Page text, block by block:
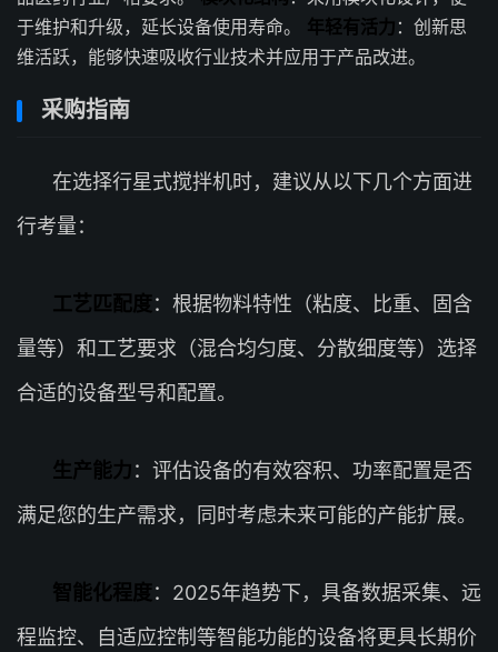
于维护和升级，延长设备使用寿命。 年轻有活力 ：创新思
维活跃，能够快速吸收行业技术并应用于产品改进。
采购指南
在选择行星式搅拌机时，建议从以下几个方面进
行考量：
工艺匹配度：根据物料特性（粘度、比重、固含
量等）和工艺要求（混合均匀度、分散细度等）选择
合适的设备型号和配置。
生产能力：评估设备的有效容积、功率配置是否
满足您的生产需求，同时考虑未来可能的产能扩展。
智能化程度：2025年趋势下，具备数据采集、远
程监控、自适应控制等智能功能的设备将更具长期价